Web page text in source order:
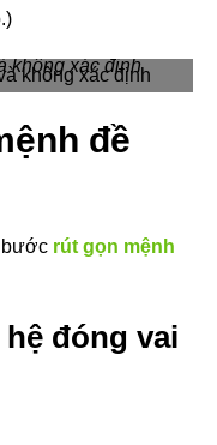
không xác định
đề
bước rút gọn mệnh
đóng vai